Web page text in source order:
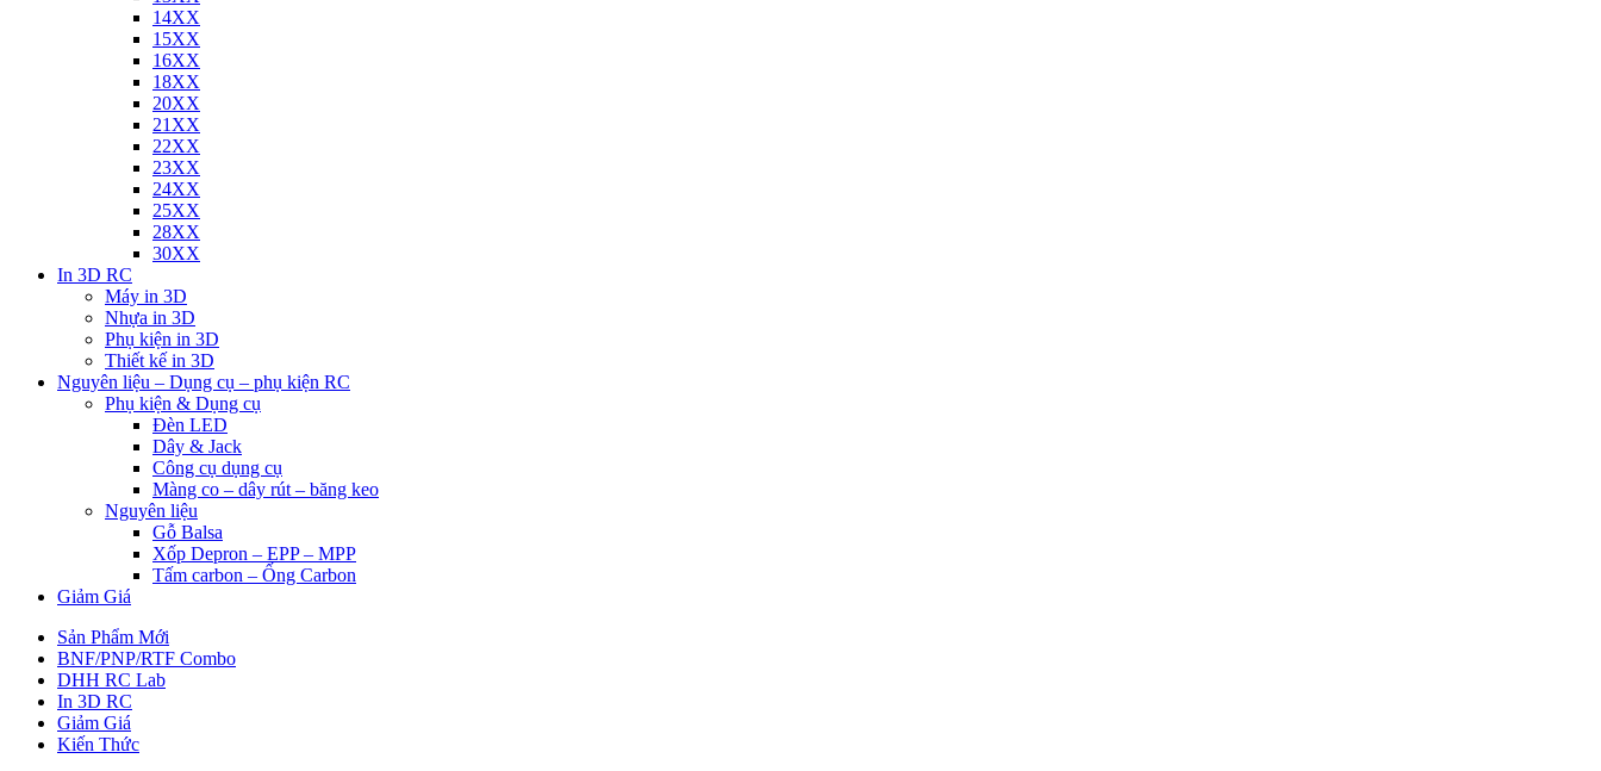
14XX
15XX
16XX
18XX
20XX
21XX
22XX
23XX
24XX
25XX
28XX
30XX
In 3D RC
Máy in 3D
Nhựa in 3D
Phụ kiện in 3D
Thiết kế in 3D
Nguyên liệu – Dụng cụ – phụ kiện RC
Phụ kiện & Dụng cụ
Đèn LED
Dây & Jack
Công cụ dụng cụ
Màng co – dây rút – băng keo
Nguyên liệu
Gỗ Balsa
Xốp Depron – EPP – MPP
Tấm carbon – Ống Carbon
Giảm Giá
Sản Phẩm Mới
BNF/PNP/RTF Combo
DHH RC Lab
In 3D RC
Giảm Giá
Kiến Thức